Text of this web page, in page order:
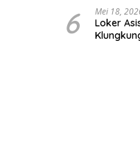
6 Mei 18,
Loker